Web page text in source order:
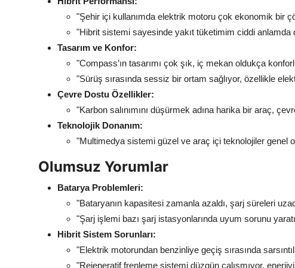
"Şehir içi kullanımda elektrik motoru çok ekonomik bir
"Hibrit sistemi sayesinde yakıt tüketimim ciddi anlamda
Tasarım ve Konfor:
"Compass’ın tasarımı çok şık, iç mekan oldukça
"Sürüş sırasında sessiz bir ortam sağlıyor, özellikle
Çevre Dostu Özellikler:
"Karbon salınımını düşürmek adına harika bir araç,
Teknolojik Donanım:
"Multimedya sistemi güzel ve araç içi teknolojiler genel
Olumsuz Yorumlar
Batarya Problemleri:
"Bataryanın kapasitesi zamanla azaldı, şarj süreleri
"Şarj işlemi bazı şarj istasyonlarında uyum sorunu
Hibrit Sistem Sorunları:
"Elektrik motorundan benzinliye geçiş sırasında
"Rejeneratif frenleme sistemi düzgün çalışmıyor,